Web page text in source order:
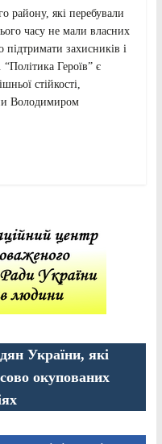
району, які перебували
часу не мали власних
захисників і
Героїв” є
стійкості,
Володимиром
України, які
окупованих